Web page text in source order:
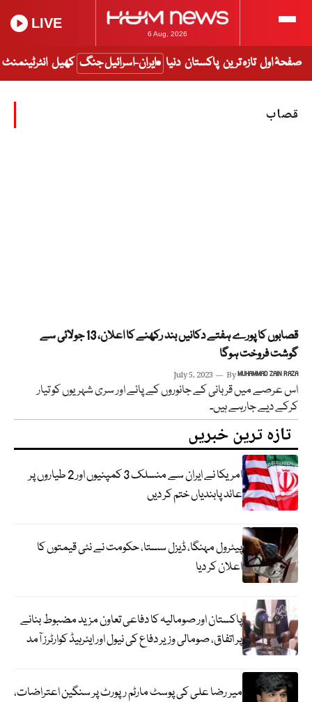
6 Aug, 2026
LIVE
صفحۂ اول تازہ ترین پاکستان دنیا ایران-اسرائیل جنگ کھیل انٹرٹینمنٹ
قصاب
قصابوں کا پورے ہفتے دکانیں بند رکھنے کا اعلان، 13 جولائی سے
گوشت فروخت ہوگا
July 5, 2023 ByMUHAMMAD ZAIN RAZA
اس عرصے میں قربانی کے جانوروں کے پائے اور سری شہریوں کو تیار
کرکے دیے جارہے ہیں۔
تازہ ترین خبریں
امریکا نے ایران سے منسلک 3 کمپنیوں اور 2 طیاروں پر
عائد پابندیاں ختم کر دیں
پیٹرول مہنگا، ڈیزل سستا، حکومت نے نئی قیمتوں کا
اعلان کر دیا
پاکستان اور صومالیہ کا دفاعی تعاون مزید مضبوط بنانے
پر اتفاق، صومالی وزیر دفاع کی نیول اور ایئرہیڈ کوارٹرز آمد
میر رضا علی کی پوسٹ مارٹم رپورٹ پر سنگین اعتراضات،